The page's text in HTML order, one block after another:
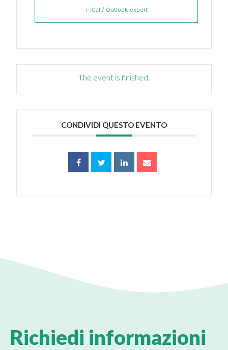
+ iCal / Outlook export
The event is finished.
CONDIVIDI QUESTO EVENTO
Richiedi informazioni